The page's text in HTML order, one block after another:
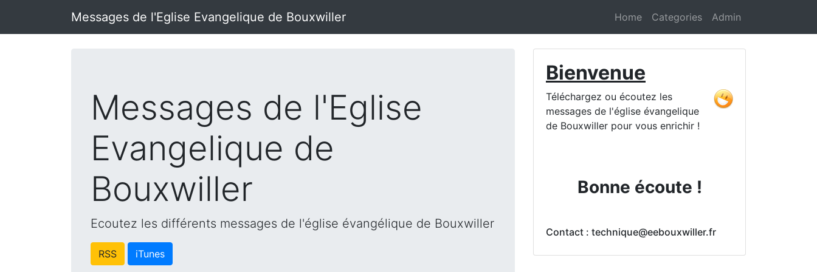
Messages de l'Eglise Evangelique de Bouxwiller Home Categories Admin
Messages de l'Eglise
Evangelique de
Bouxwiller
Ecoutez les différents messages de l'église évangélique de Bouxwiller
RSS iTunes
Bienvenue
Téléchargez ou écoutez les
messages de l'église évangelique
de Bouxwiller pour vous enrichir !
Bonne écoute !
Contact : technique@eebouxwiller.fr